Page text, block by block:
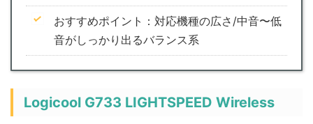
おすすめポイント：対応機種の広さ/中音〜低
音がしっかり出るバランス系
Logicool G733 LIGHTSPEED Wireless